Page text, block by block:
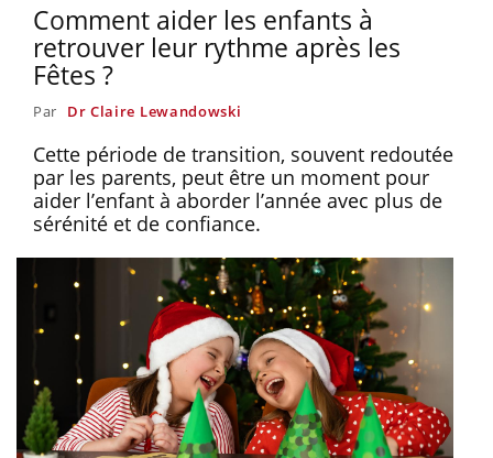
Comment aider les enfants à
retrouver leur rythme après les
Fêtes ?
Par Dr Claire Lewandowski
Cette période de transition, souvent redoutée
par les parents, peut être un moment pour
aider l’enfant à aborder l’année avec plus de
sérénité et de confiance.